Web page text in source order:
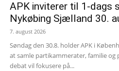
APK inviterer til 1-dags
Nykøbing Sjælland 30.
7. august 2026
Søndag den 30.8. holder APK i
at samle partikammerater, familie og
debat vil fokusere på...